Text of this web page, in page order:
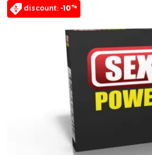
discount: -10%